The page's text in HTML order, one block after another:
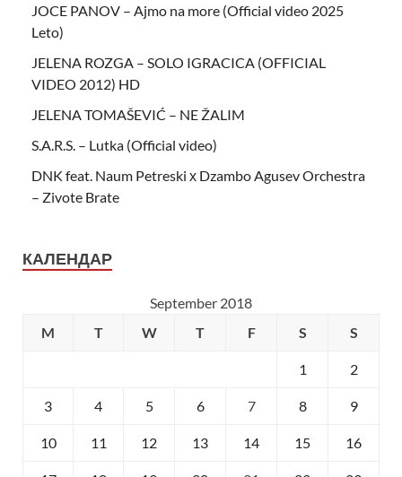
JOCE PANOV – Ajmo na more (Official video 2025
Leto)
JELENA ROZGA – SOLO IGRACICA (OFFICIAL
VIDEO 2012) HD
JELENA TOMAŠEVIĆ – NE ŽALIM
S.A.R.S. – Lutka (Official video)
DNK feat. Naum Petreski х Dzambo Agusev Orchestra
– Zivote Brate
КАЛЕНДАР
September 2018
M
T W T F S S
1 2
3 4 5 6 7 8 9
10 11 12 13 14 15 16